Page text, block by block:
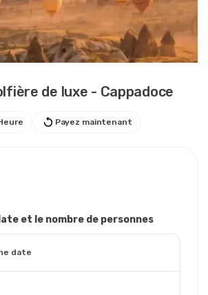
de luxe - Cappadoce
Payez maintenant
et le nombre de personnes
date